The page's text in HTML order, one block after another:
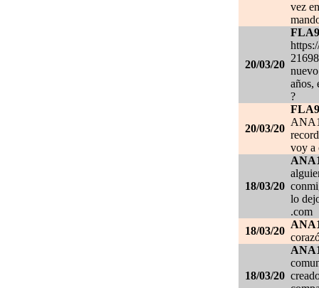
vez
20/03/20
años,
?
20/03/20
voy a
18/03/20
lo
.com
18/03/20
18/03/20